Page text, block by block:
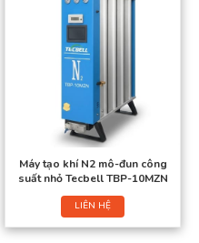
Máy tạo khí N2 mô-đun công
suất nhỏ Tecbell TBP-10MZN
LIÊN HỆ